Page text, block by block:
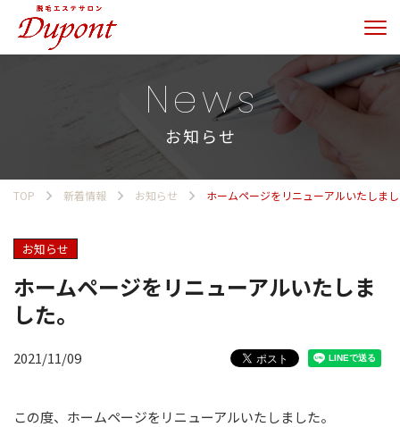
News
お知らせ
TOP 新着情報 お知らせ ホームページをリニューアルいたしま
お知らせ
ホームページをリニューアルいたしま
した。
2021/11/09
この度、ホームページをリニューアルいたしました。